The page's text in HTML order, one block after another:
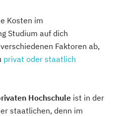
Kosten im
Studium auf dich
Faktoren ab,
privat oder staatlich
Hochschule ist in der
staatlichen, denn im